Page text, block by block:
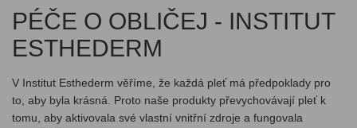
PÉČE O OBLIČEJ - INSTITUT
ESTHEDERM
V Institut Esthederm věříme, že každá pleť má předpoklady pro
to, aby byla krásná. Proto naše produkty převychovávají pleť k
tomu, aby aktivovala své vlastní vnitřní zdroje a fungovala